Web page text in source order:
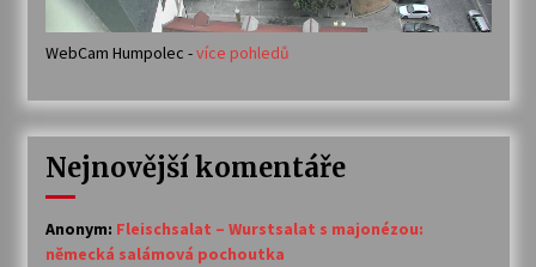
WebCam Humpolec -více pohledů
Nejnovější komentáře
Anonym: Fleischsalat – Wurstsalat s majonézou:
německá salámová pochoutka